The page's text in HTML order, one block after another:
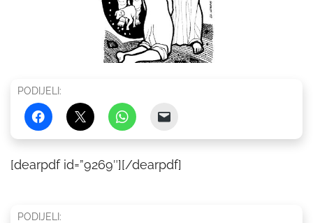
PODIJELI:
[dearpdf id=”9269″][/dearpdf]
PODIJELI: